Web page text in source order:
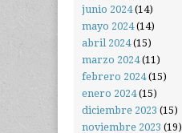
junio 2024(14)
mayo 2024(14)
abril 2024(15)
marzo 2024(11)
febrero 2024(15)
enero 2024(15)
diciembre 2023 (15)
noviembre 2023 (19)